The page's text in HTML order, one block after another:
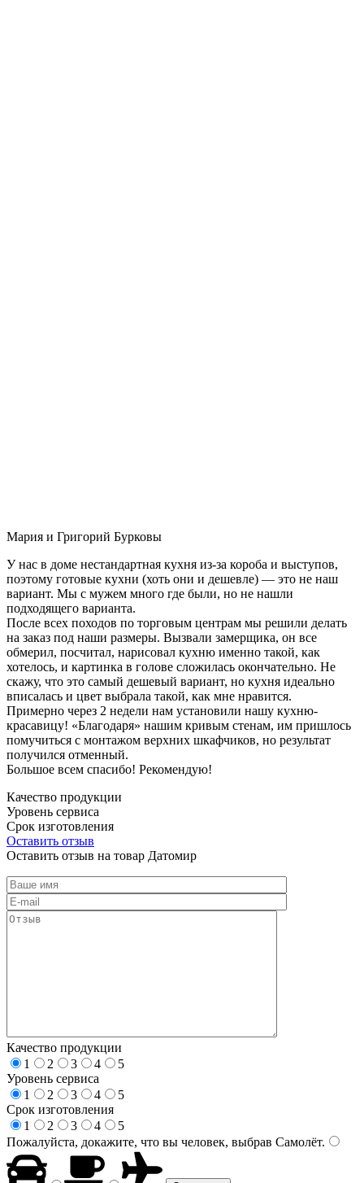
Мария и Григорий Бурковы
У нас в доме нестандартная кухня из-за короба и выступов,
поэтому готовые кухни (хоть они и дешевле) — это не наш
вариант. Мы с мужем много где были, но не нашли
подходящего варианта.
После всех походов по торговым центрам мы решили делать
на заказ под наши размеры. Вызвали замерщика, он все
обмерил, посчитал, нарисовал кухню именно такой, как
хотелось, и картинка в голове сложилась окончательно. Не
скажу, что это самый дешевый вариант, но кухня идеально
вписалась и цвет выбрала такой, как мне нравится.
Примерно через 2 недели нам установили нашу кухню-
красавицу! «Благодаря» нашим кривым стенам, им пришлось
помучиться с монтажом верхних шкафчиков, но результат
получился отменный.
Большое всем спасибо! Рекомендую!
Качество продукции
Уровень сервиса
Срок изготовления
Оставить отзыв
Оставить отзыв на товар Датомир
Качество продукции
1
2 3 4
5
Уровень сервиса
1
2 3 4
5
Срок изготовления
1
2 3 4
5
Пожалуйста, докажите, что вы человек, выбрав Самолёт.